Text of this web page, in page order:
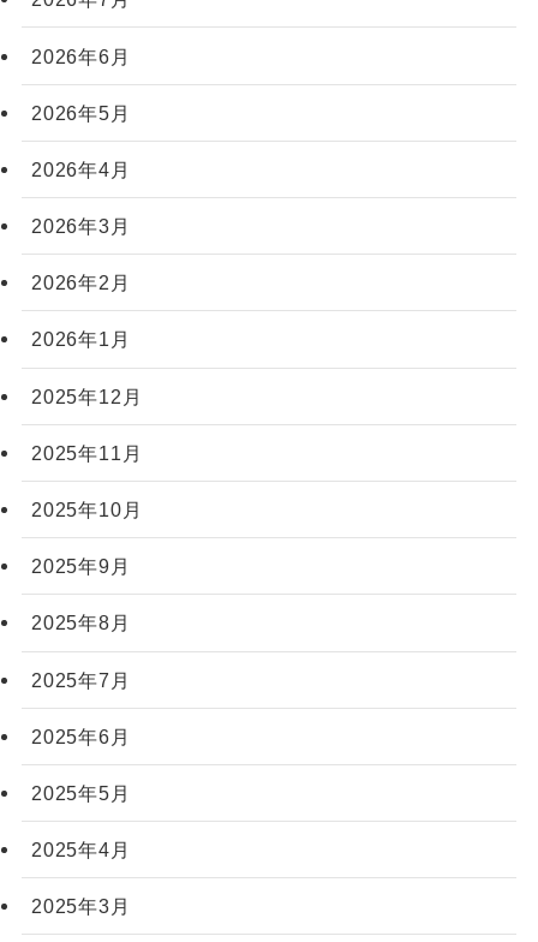
2026年6月
2026年5月
2026年4月
2026年3月
2026年2月
2026年1月
2025年12月
2025年11月
2025年10月
2025年9月
2025年8月
2025年7月
2025年6月
2025年5月
2025年4月
2025年3月